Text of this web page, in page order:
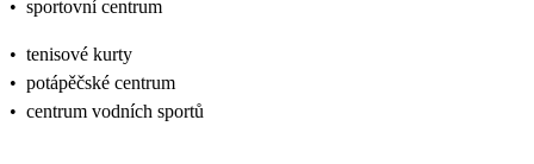
• sportovní centrum
• tenisové kurty
• potápěčské centrum
• centrum vodních sportů